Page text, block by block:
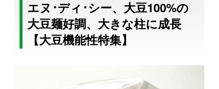
エヌ･ディ･シー、大豆100%の
大豆麺好調、大きな柱に成長
【大豆機能性特集】